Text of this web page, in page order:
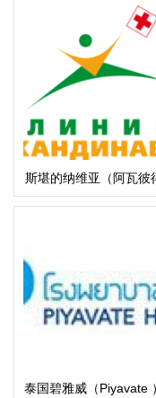
斯堪的纳维亚（阿瓦彼
合医院）
泰国碧雅威（Piyavate